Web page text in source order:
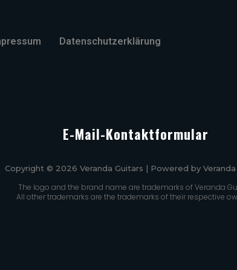
Datenschutzerklärung
E-Mail-Kontaktformular
Copyright © 2026 Veranda Guitars | Powered by Veranda
The logo and the brand name are trademarks of Veranda
All other trademarks are the trademarks of their respective